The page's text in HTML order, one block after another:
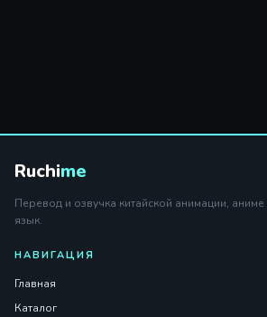
Ruchime
Перевод и озвучка китайской анимации,
язык.
НАВИГАЦИЯ
Главная
Каталог